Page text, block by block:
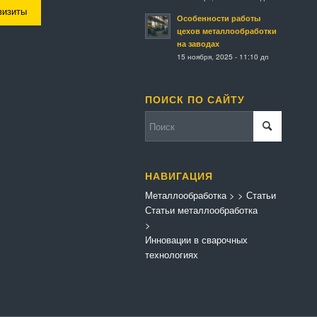
Особенности работы
цехов металлообработки
на заводах
15 ноября, 2025 - 11:10 дп
ПОИСК ПО САЙТУ
НАВИГАЦИЯ
Металлообработка>
Статьи металлообработка
> Статьи
>
Инновации в сварочных
технологиях